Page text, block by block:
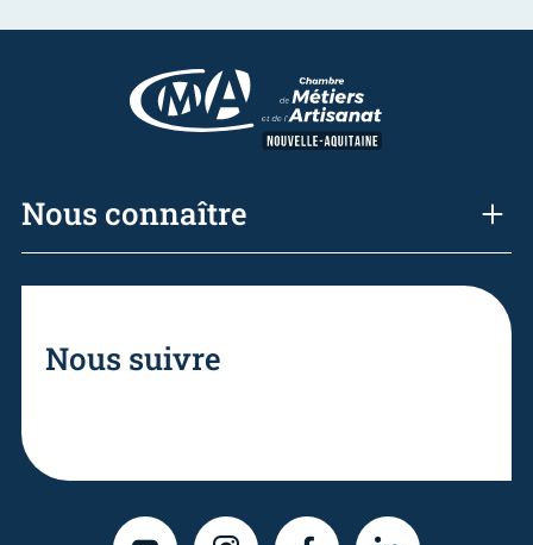
Nous connaître
Nous suivre